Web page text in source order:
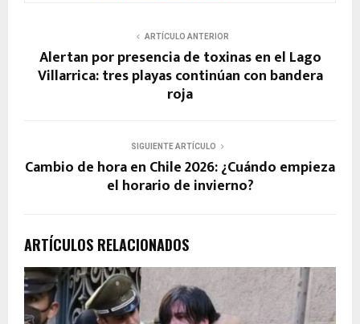
ARTÍCULO ANTERIOR
Alertan por presencia de toxinas en el Lago
Villarrica: tres playas continúan con bandera
roja
SIGUIENTE ARTÍCULO
Cambio de hora en Chile 2026: ¿Cuándo empieza
el horario de invierno?
ARTÍCULOS RELACIONADOS